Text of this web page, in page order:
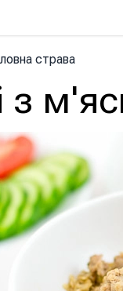
страва
з